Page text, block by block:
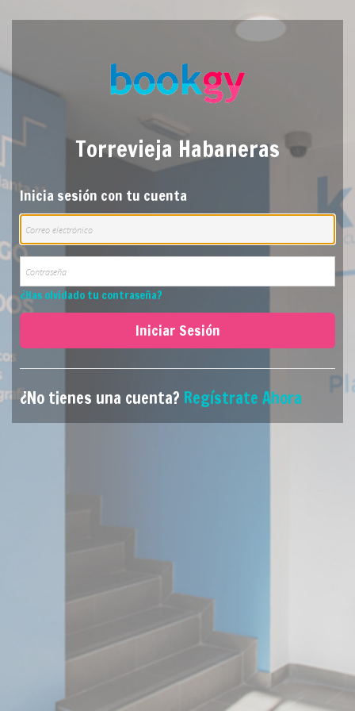
Torrevieja Habaneras
Inicia sesión con tu cuenta
¿Has olvidado tu contraseña?
Iniciar Sesión
¿No tienes una cuenta? Regístrate Ahora